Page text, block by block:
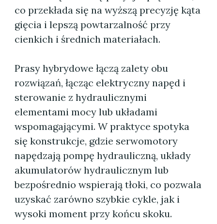
co przekłada się na wyższą precyzję kąta
gięcia i lepszą powtarzalność przy
cienkich i średnich materiałach.
Prasy hybrydowe łączą zalety obu
rozwiązań, łącząc elektryczny napęd i
sterowanie z hydraulicznymi
elementami mocy lub układami
wspomagającymi. W praktyce spotyka
się konstrukcje, gdzie serwomotory
napędzają pompę hydrauliczną, układy
akumulatorów hydraulicznym lub
bezpośrednio wspierają tłoki, co pozwala
uzyskać zarówno szybkie cykle, jak i
wysoki moment przy końcu skoku.